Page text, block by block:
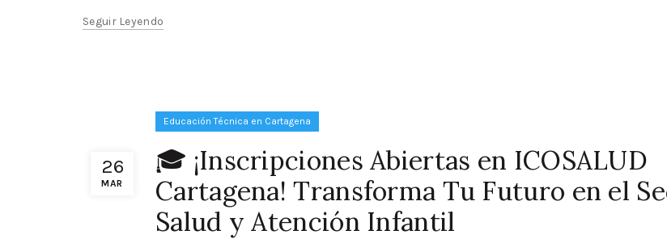
Seguir Leyendo
26
MAR
Educación Técnica en Cartagena
🎓 ¡Inscripciones Abiertas en ICOSALUD
Cartagena! Transforma Tu Futuro en el
Salud y Atención Infantil